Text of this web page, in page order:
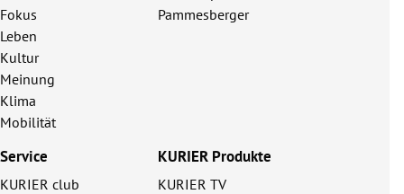
Fokus
Leben
Kultur
Meinung
Klima
Mobilität
Pammesberger
Service
KURIER club
KURIER Produkte
KURIER TV